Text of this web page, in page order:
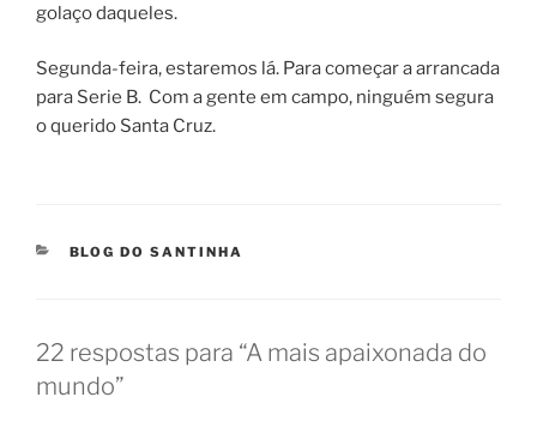
golaço daqueles.
Segunda-feira, estaremos lá. Para começar a arrancada
para Serie B. Com a gente em campo, ninguém segura
o querido Santa Cruz.
CATEGORIAS
BLOG DO SANTINHA
22 respostas para “A mais apaixonada do
mundo”